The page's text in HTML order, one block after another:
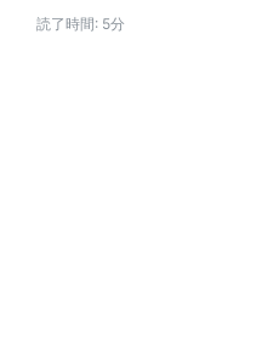
読了時間: 5分